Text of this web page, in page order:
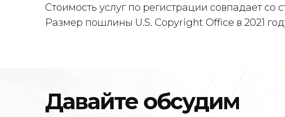
Стоимость услуг по регистрации совпадает
Размер пошлины U.S. Copyright Office в 2021
Давайте обсудим